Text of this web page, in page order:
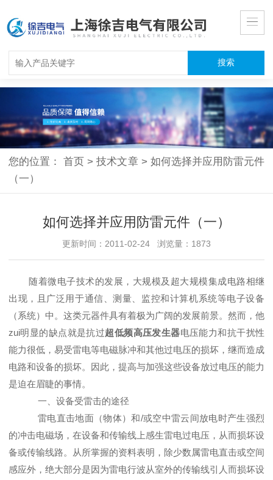
您的位置：首页 > 技术文章 > 如何选择并应用防雷元件
（一）
如何选择并应用防雷元件（一）
更新时间：2011-02-24 浏览量：1873
随着微电子技术的发展，大规模及超大规模集成电路相继
出现，且广泛用于通信、测量、监控和计算机系统等电子设备
（系统）中。这类元器件具有着极为广阔的发展前景。然而，他
zui明显的缺点就是抗过超低频高压发生器电压能力和抗干扰性
能力很低，易受雷电等电磁脉冲和其他过电压的损坏，继而造成
电路和设备的损坏。因此，提高与加强这些设备放过电压的能力
是迫在眉睫的事情。
一、设备受雷击的途径
雷电直击地面（物体）和/或空中雷云间放电时产生强烈
的冲击电磁场，在设备和传输线上感生雷电过电压，从而损坏设
备或传输线路。从所掌握的资料表明，除少数属雷电直击或空间
感应外，绝大部分是因为雷电行波从室外的传输线引人而损坏设